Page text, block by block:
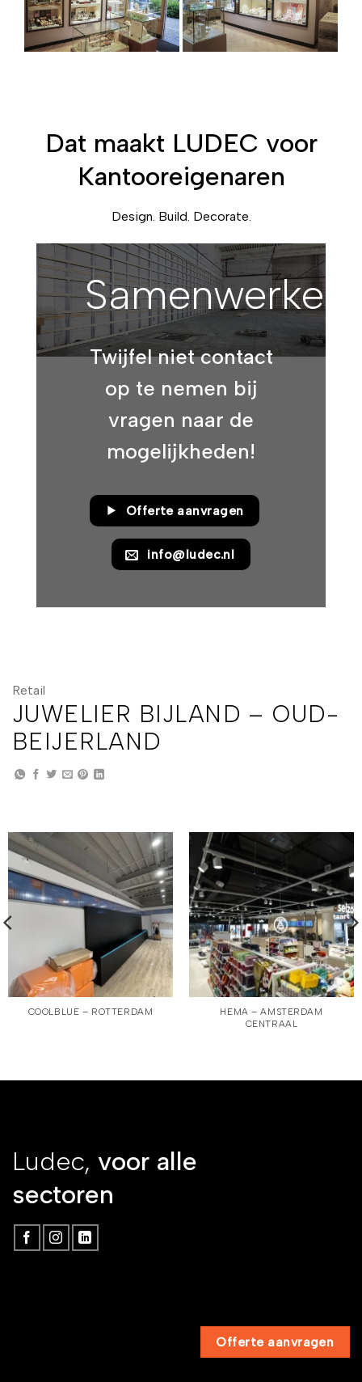
Dat maakt LUDEC voor
Kantooreigenaren
Design. Build. Decorate.
Twijfel niet contact
op te nemen bij
vragen naar de
mogelijkheden!
Offerte aanvragen
info@ludec.nl
Retail
JUWELIER BIJLAND – OUD-
BEIJERLAND
COOLBLUE – ROTTERDAM
HEMA – AMSTERDAM
CENTRAAL
Ludec, voor alle
sectoren
Offerte aanvragen